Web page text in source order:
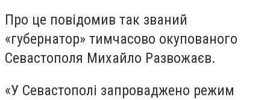
Про це повідомив так званий
«губернатор» тимчасово окупованого
Севастополя Михайло Развожаєв.
«У Севастополі запроваджено режим